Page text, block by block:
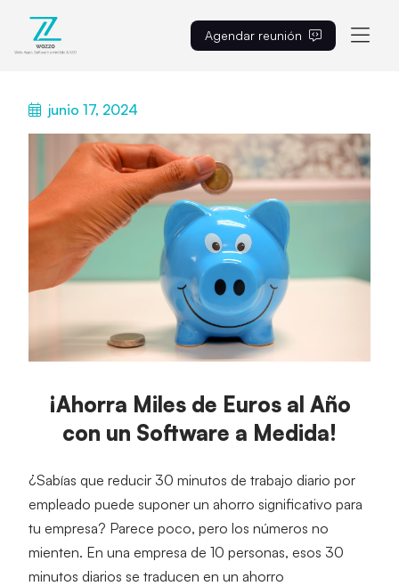
Agendar reunión
junio 17, 2024
¡Ahorra Miles de Euros al Año
con un Software a Medida!
¿Sabías que reducir 30 minutos de trabajo diario por
empleado puede suponer un ahorro significativo para
tu empresa? Parece poco, pero los números no
mienten. En una empresa de 10 personas, esos 30
minutos diarios se traducen en un ahorro